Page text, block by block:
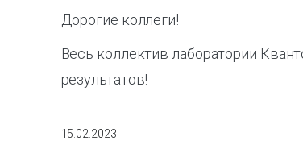
Дорогие коллеги!
Весь коллектив лаборатории
результатов!
15.02.2023